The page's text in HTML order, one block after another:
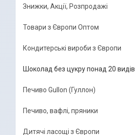
Знижки, Акції, Розпродажі
Товари з Європи Оптом
Кондитерські вироби з Європи
Шоколад без цукру понад 20 видів
Печиво Gullon (Гуллон)
Печиво, вафлі, пряники
Дитячі ласощі з Європи